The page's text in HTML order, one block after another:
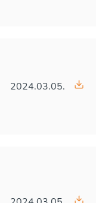
2024.03.05.